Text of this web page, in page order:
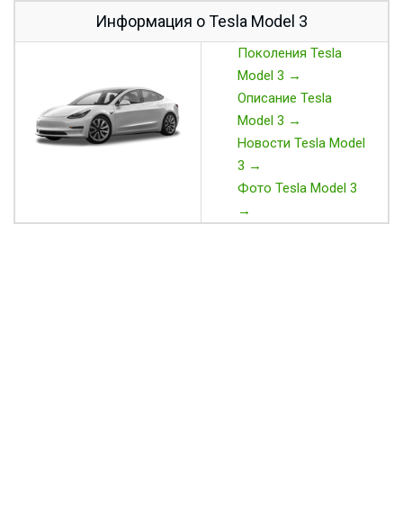
Информация о Tesla Model 3
Поколения Tesla
Model 3 →
Описание Tesla
Model 3 →
Новости Tesla Model
3 →
Фото Tesla Model 3
→